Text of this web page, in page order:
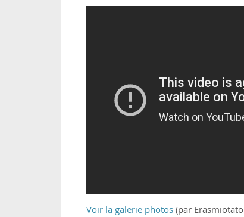
Voir la galerie photos (par